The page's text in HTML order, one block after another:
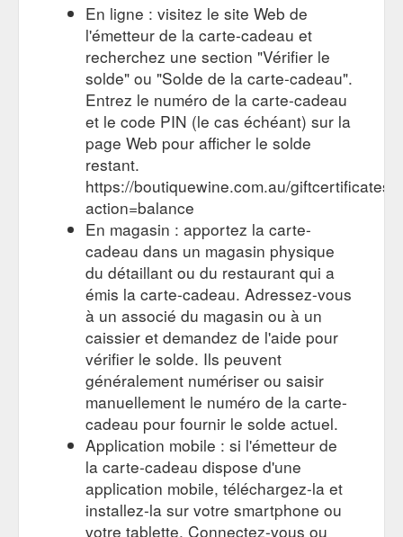
En ligne : visitez le site Web de
l'émetteur de la carte-cadeau et
recherchez une section "Vérifier le
solde" ou "Solde de la carte-cadeau".
Entrez le numéro de la carte-cadeau
et le code PIN (le cas échéant) sur la
page Web pour afficher le solde
restant.
https://boutiquewine.com.au/
action=balance
En magasin : apportez la carte-
cadeau dans un magasin physique
du détaillant ou du restaurant qui a
émis la carte-cadeau. Adressez-vous
à un associé du magasin ou à un
caissier et demandez de l'aide pour
vérifier le solde. Ils peuvent
généralement numériser ou saisir
manuellement le numéro de la carte-
cadeau pour fournir le solde actuel.
Application mobile : si l'émetteur de
la carte-cadeau dispose d'une
application mobile, téléchargez-la et
installez-la sur votre smartphone ou
votre tablette. Connectez-vous ou